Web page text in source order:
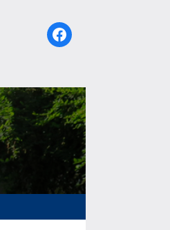
Facebook